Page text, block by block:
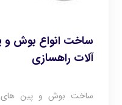
ساخت انواع بوش و
آلات راهسازی
ساخت بوش و پين هاي